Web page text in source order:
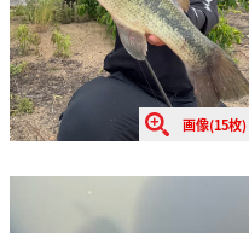
画像(15枚)